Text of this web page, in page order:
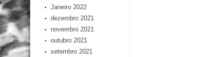
Janeiro 2022
dezembro 2021
novembro 2021
outubro 2021
setembro 2021